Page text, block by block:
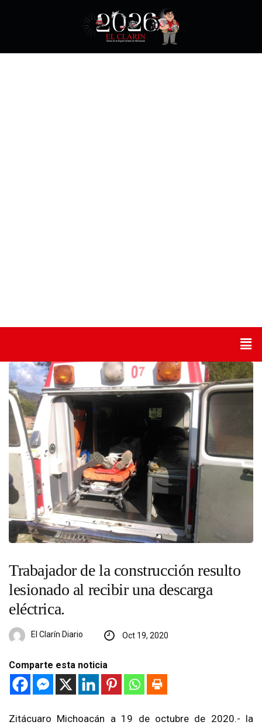
Trabajador de la construcción resulto
lesionado al recibir una descarga
eléctrica.
El Clarín Diario Oct 19, 2020
Comparte esta noticia
Zitácuaro Michoacán a 19 de octubre de 2020.- la